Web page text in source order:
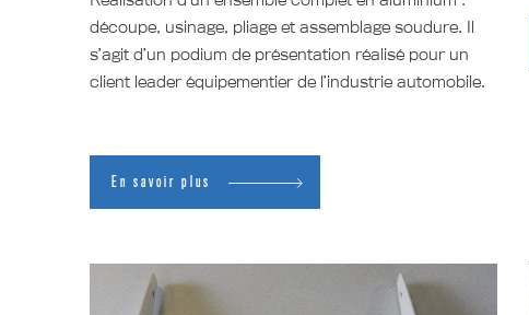
découpe, usinage, pliage et assemblage soudure. Il
s’agit d’un podium de présentation réalisé pour un
client leader équipementier de l’industrie automobile.
En savoir plus